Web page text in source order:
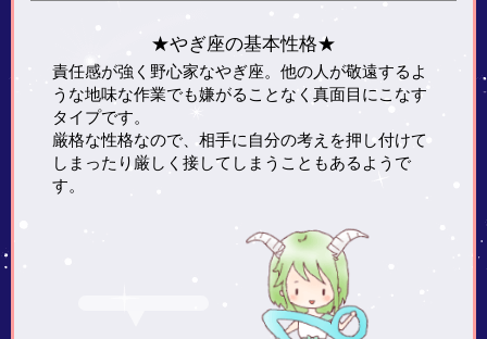
★やぎ座の基本性格★
責任感が強く野心家なやぎ座。他の人が敬遠するよ
うな地味な作業でも嫌がることなく真面目にこなす
タイプです。
厳格な性格なので、相手に自分の考えを押し付けて
しまったり厳しく接してしまうこともあるようで
す。